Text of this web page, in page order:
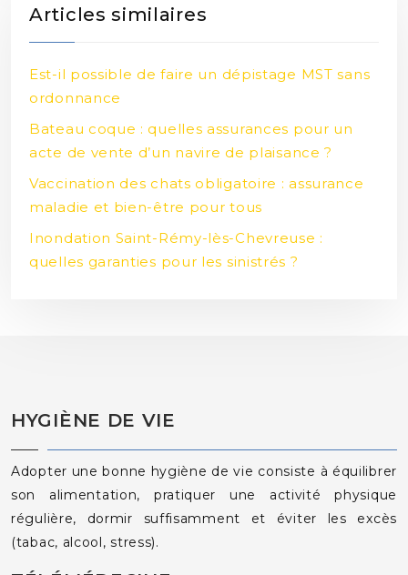
Articles similaires
Est-il possible de faire un dépistage MST sans
ordonnance
Bateau coque : quelles assurances pour un
acte de vente d’un navire de plaisance ?
Vaccination des chats obligatoire : assurance
maladie et bien-être pour tous
Inondation Saint-Rémy-lès-Chevreuse :
quelles garanties pour les sinistrés ?
HYGIÈNE DE VIE
Adopter une bonne hygiène de vie consiste à équilibrer
son alimentation, pratiquer une activité physique
régulière, dormir suffisamment et éviter les excès
(tabac, alcool, stress).